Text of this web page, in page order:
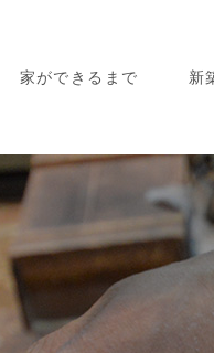
家ができるまで 新